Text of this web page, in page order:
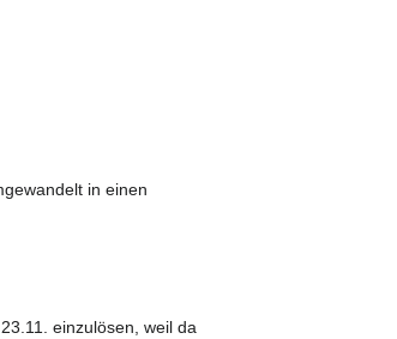
in einen
einzulösen, weil da